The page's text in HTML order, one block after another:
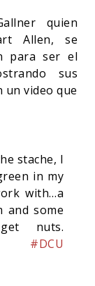
quien
Allen, se
para ser el
sus
un video que
stache, I
in my
with…a
and some
nuts.
#DCU